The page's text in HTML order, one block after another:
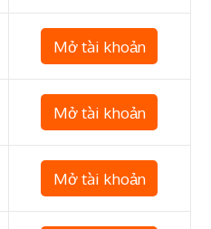
Mở tài khoản
Mở tài khoản
Mở tài khoản